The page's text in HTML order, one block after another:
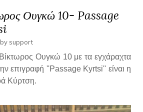
Ουγκώ 10- Passage
support
Ουγκώ 10 με τα εγχάραχτα
επιγραφή ''Passage Kyrtsi'' είναι η
Κύρτση.